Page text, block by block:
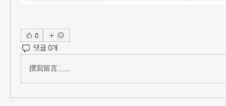
0
댓글 0개
撰寫留言......